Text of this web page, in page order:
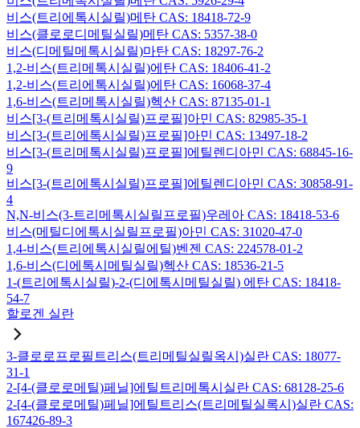
비스(트리에톡시실릴)메탄 CAS: 18418-72-9
비스(클로로디메틸실릴)메탄 CAS: 5357-38-0
비스(디메틸메톡시실릴)마탄 CAS: 18297-76-2
1,2-비스(트리메톡시실릴)에탄 CAS: 18406-41-2
1,2-비스(트리에톡시실릴)에탄 CAS: 16068-37-4
1,6-비스(트리메톡시실릴)헥산 CAS: 87135-01-1
비스[3-(트리메톡시실릴)프로필]아민 CAS: 82985-35-1
비스[3-(트리에톡시실릴)프로필]아민 CAS: 13497-18-2
비스[3-(트리메톡시실릴)프로필]에틸렌디아민 CAS: 68845-16-
9
비스[3-(트리에톡시실릴)프로필]에틸렌디아민 CAS: 30858-91-
4
N,N-비스(3-트리메톡시실릴프로필)우레아 CAS: 18418-53-6
비스(메틸디에톡시실릴프로필)아민 CAS: 31020-47-0
1,4-비스(트리에톡시실릴에틸)벤젠 CAS: 224578-01-2
1,6-비스(디에톡시메틸실릴)헥산 CAS: 18536-21-5
1-(트리에톡시실릴)-2-(디에톡시메틸실릴) 에탄 CAS: 18418-
54-7
할로겐 실란
3-클로로프로필트리스(트리메틸실릴옥시)실란 CAS: 18077-
31-1
2-[4-(클로로메틸)페닐]에틸트리메톡시실란 CAS: 68128-25-6
2-[4-(클로로메틸)페닐]에틸트리스(트리메틸실록시)실란 CAS:
167426-89-3